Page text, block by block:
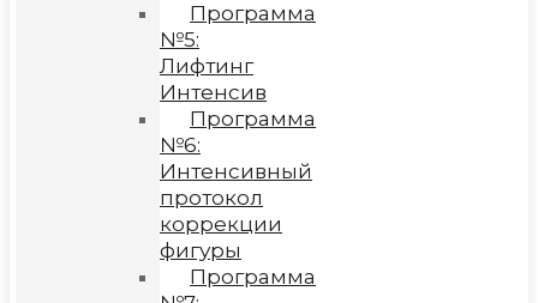
Программа
№5:
Лифтинг
Интенсив
Программа
№6:
Интенсивный
протокол
коррекции
фигуры
Программа